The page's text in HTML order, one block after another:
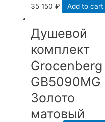
35 150₽ Add to cart
Душевой
комплект
Grocenberg
GB5090MG
Золото
матовый